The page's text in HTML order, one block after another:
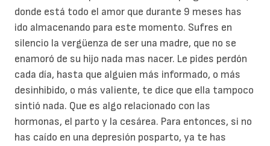
donde está todo el amor que durante 9 meses has
ido almacenando para este momento. Sufres en
silencio la vergüenza de ser una madre, que no se
enamoró de su hijo nada mas nacer. Le pides perdón
cada día, hasta que alguien más informado, o más
desinhibido, o más valiente, te dice que ella tampoco
sintió nada. Que es algo relacionado con las
hormonas, el parto y la cesárea. Para entonces, si no
has caído en una depresión posparto, ya te has